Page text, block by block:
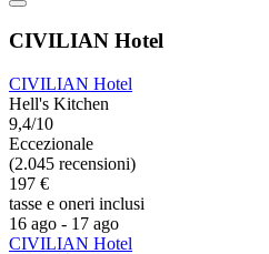
CIVILIAN Hotel
CIVILIAN Hotel
Hell's Kitchen
9,4/10
Eccezionale
(2.045 recensioni)
197 €
tasse e oneri inclusi
16 ago - 17 ago
CIVILIAN Hotel